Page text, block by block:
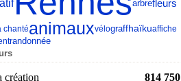
arbrefleurs
chantéanimauxvélograffhaïkuaffiche
randonnée
création
814 750